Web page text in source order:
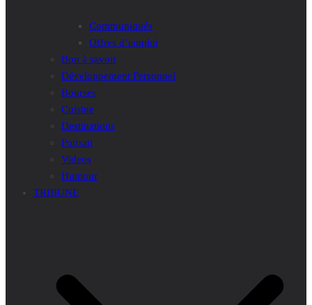
Communiqués
Offres d’emploi
Bon à savoir
Développement Personnel
Bourses
Cuisine
Destinations
Portrait
Videos
Humour
TRIBUNE